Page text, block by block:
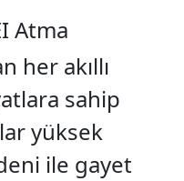
Atma
her akıllı
sahip
yüksek
ile gayet